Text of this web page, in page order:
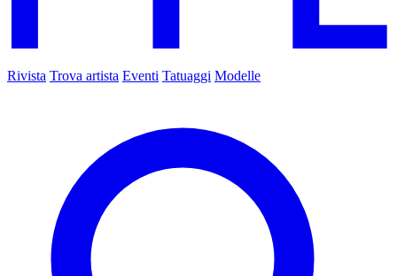
Rivista Trova artista Eventi Tatuaggi Modelle